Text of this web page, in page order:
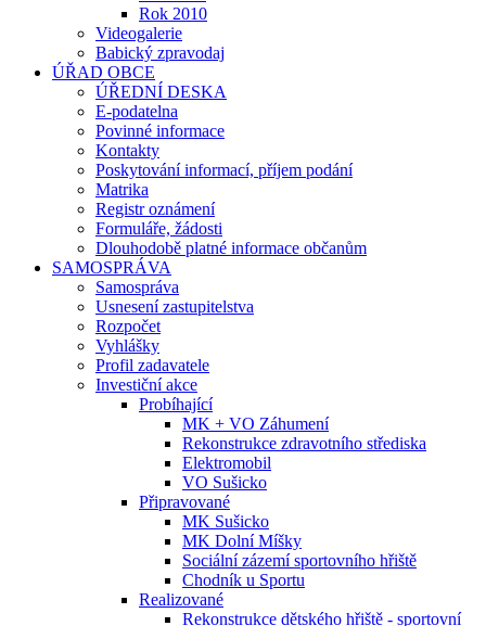
Rok 2010
Videogalerie
Babický zpravodaj
ÚŘAD OBCE
ÚŘEDNÍ DESKA
E-podatelna
Povinné informace
Kontakty
Poskytování informací, příjem podání
Matrika
Registr oznámení
Formuláře, žádosti
Dlouhodobě platné informace občanům
SAMOSPRÁVA
Samospráva
Usnesení zastupitelstva
Rozpočet
Vyhlášky
Profil zadavatele
Investiční akce
Probíhající
MK + VO Záhumení
Rekonstrukce zdravotního střediska
Elektromobil
VO Sušicko
Připravované
MK Sušicko
MK Dolní Míšky
Sociální zázemí sportovního hřiště
Chodník u Sportu
Realizované
Rekonstrukce dětského hřiště - sportovní